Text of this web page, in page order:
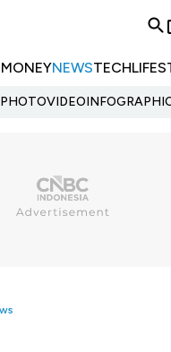
NEWSTECH
PHOTOVIDEO